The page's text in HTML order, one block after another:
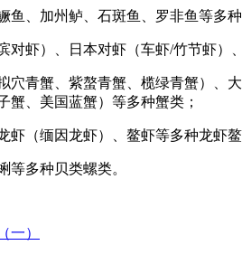
鱼、加州鲈、石斑鱼、罗非鱼等多
对虾）、日本对虾（车虾/竹节虾）
穴青蟹、紫螯青蟹、榄绿青蟹）、
蟹、美国蓝蟹）等多种蟹类；
虾（缅因龙虾）、鳌虾等多种龙虾
等多种贝类螺类。
一）